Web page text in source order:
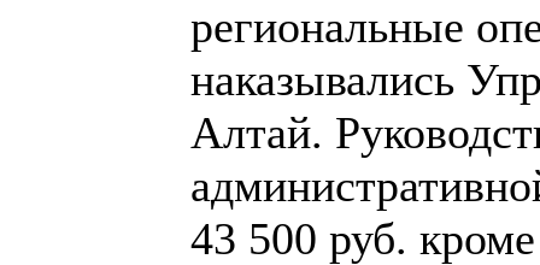
региональные
наказывались
Алтай.
43 500 руб.